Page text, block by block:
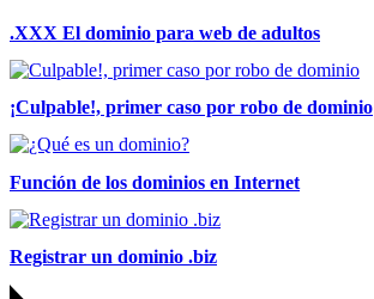
.XXX El dominio para web de adultos
¡Culpable!, primer caso por robo de dominio
Función de los dominios en Internet
Registrar un dominio .biz